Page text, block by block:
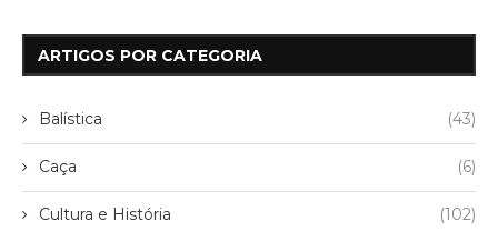
ARTIGOS POR CATEGORIA
Balística (43)
Caça (6)
Cultura e História (102)